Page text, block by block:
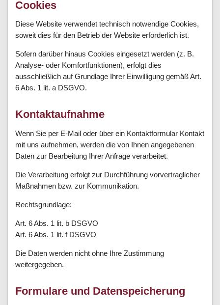
Cookies
Diese Website verwendet technisch notwendige Cookies,
soweit dies für den Betrieb der Website erforderlich ist.
Sofern darüber hinaus Cookies eingesetzt werden (z. B.
Analyse- oder Komfortfunktionen), erfolgt dies
ausschließlich auf Grundlage Ihrer Einwilligung gemäß Art.
6 Abs. 1 lit. a DSGVO.
Kontaktaufnahme
Wenn Sie per E-Mail oder über ein Kontaktformular Kontakt
mit uns aufnehmen, werden die von Ihnen angegebenen
Daten zur Bearbeitung Ihrer Anfrage verarbeitet.
Die Verarbeitung erfolgt zur Durchführung vorvertraglicher
Maßnahmen bzw. zur Kommunikation.
Rechtsgrundlage:
Art. 6 Abs. 1 lit. b DSGVO
Art. 6 Abs. 1 lit. f DSGVO
Die Daten werden nicht ohne Ihre Zustimmung
weitergegeben.
Formulare und Datenspeicherung